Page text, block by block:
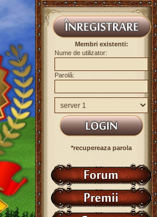
Membri existenti:
Nume de utilizator:
Parolă:
*recupereaza parola